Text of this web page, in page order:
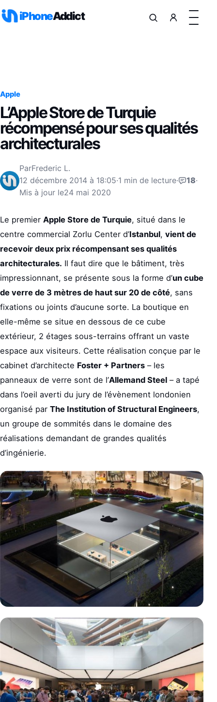
iPhoneAddict
Apple
L’Apple Store de Turquie
récompensé pour ses qualités
architecturales
ParFrederic L.
12 décembre 2014 à 18:05·1 min de lecture· 18·
Mis à jour le24 mai 2020
Le premier Apple Store de Turquie, situé dans le
centre commercial Zorlu Center d’Istanbul, vient de
recevoir deux prix récompensant ses qualités
architecturales. Il faut dire que le bâtiment, très
impressionnant, se présente sous la forme d’un cube
de verre de 3 mètres de haut sur 20 de côté, sans
fixations ou joints d’aucune sorte. La boutique en
elle-même se situe en dessous de ce cube
extérieur, 2 étages sous-terrains offrant un vaste
espace aux visiteurs. Cette réalisation conçue par le
cabinet d’architecte Foster + Partners – les
panneaux de verre sont de l’Allemand Steel – a tapé
dans l’oeil averti du jury de l’évènement londonien
organisé par The Institution of Structural Engineers,
un groupe de sommités dans le domaine des
réalisations demandant de grandes qualités
d’ingénierie.